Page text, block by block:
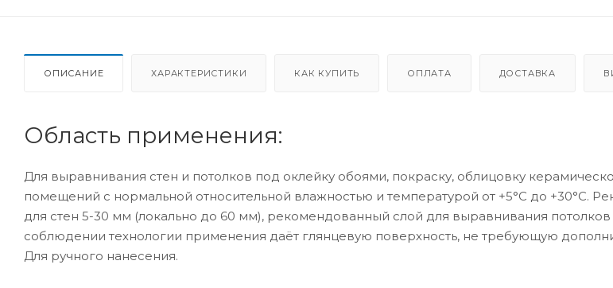
ОПИСАНИЕ ХАРАКТЕРИСТИКИ КАК КУПИТЬ ОПЛАТА ДОСТАВКА
Область применения:
Для выравнивания стен и потолков под оклейку обоями, покраску, облицовку
помещений с нормальной относительной влажностью и температурой от +5°С до +30°С.
для стен 5-30 мм (локально до 60 мм), рекомендованный слой для выравнивания
соблюдении технологии применения даёт глянцевую поверхность, не требующую
Для ручного нанесения.